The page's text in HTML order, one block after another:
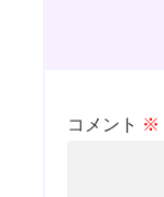
コメント ※